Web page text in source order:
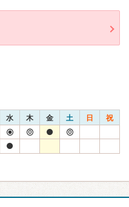
水 木 金 土 日 祝